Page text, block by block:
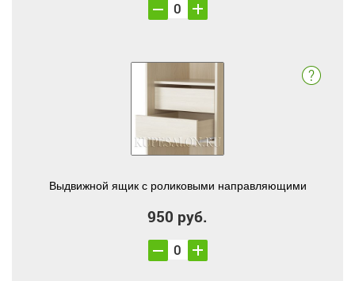
Выдвижной ящик с роликовыми направляющими
950 руб.